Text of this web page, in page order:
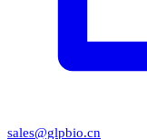
sales@glpbio.cn